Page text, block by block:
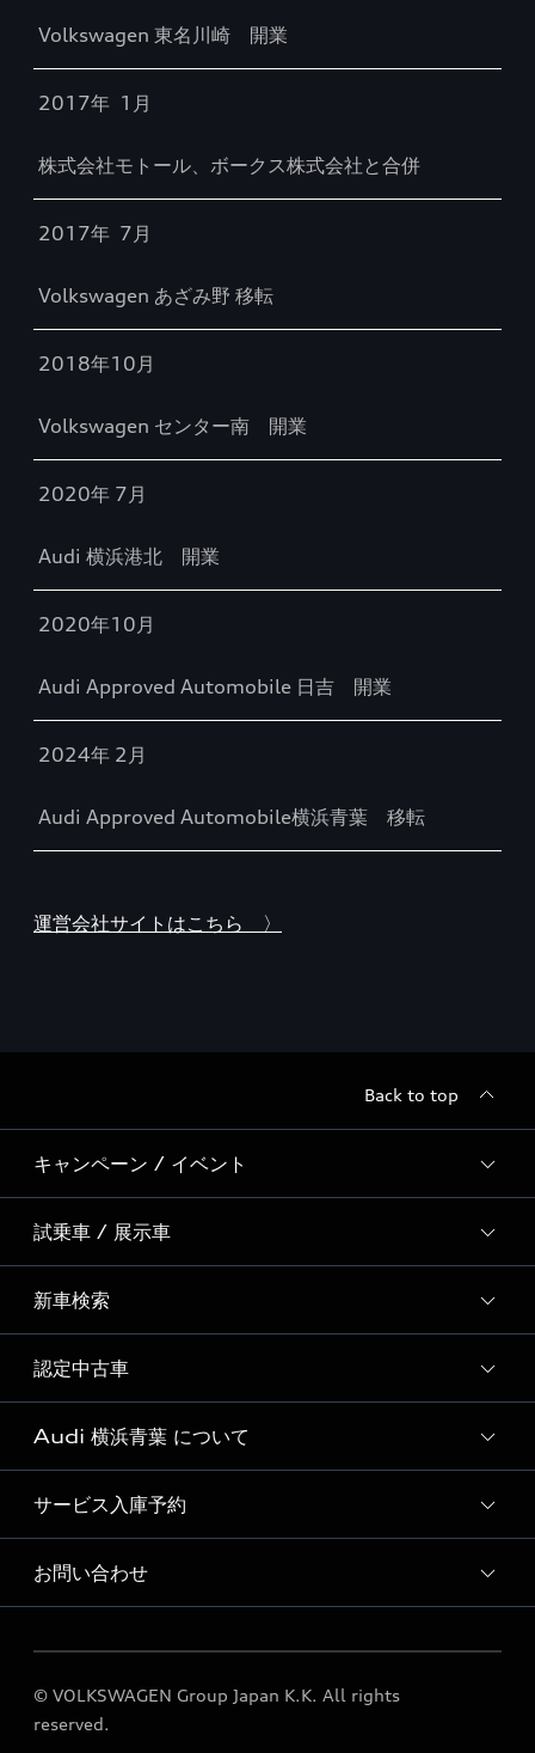
Volkswagen 東名川崎 開業
2017年 1月
株式会社モトール、ボークス株式会社と合併
2017年 7月
Volkswagen あざみ野 移転
2018年10月
Volkswagen センター南 開業
2020年 7月
Audi 横浜港北 開業
2020年10月
Audi Approved Automobile 日吉 開業
2024年 2月
Audi Approved Automobile横浜青葉 移転
運営会社サイトはこちら 〉
Back to top
キャンペーン / イベント
全国統一イベント
ディーラー独自イベント
試乗車 / 展示車
試乗予約
試乗車一覧
展示車一覧
新車検索
新車検索
認定中古車
おすすめ認定中古車
Audi認定中古車検索
Audi 横浜青葉 について
Audi 横浜青葉 店舗情報
Audi Approved Automobile 横浜青葉 店舗情報
Audi 横浜青葉 運営会社概要
定期点検 / 車検 料金表
サービス入庫予約
Audi 横浜青葉 サービス入庫予約
お問い合わせ
各種お問い合わせ
© VOLKSWAGEN Group Japan K.K. All rights
reserved.